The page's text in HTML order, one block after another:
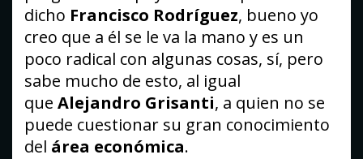
dicho Francisco Rodríguez, bueno yo
creo que a él se le va la mano y es un
poco radical con algunas cosas, sí, pero
sabe mucho de esto, al igual
que Alejandro Grisanti, a quien no se
puede cuestionar su gran conocimiento
del área económica.